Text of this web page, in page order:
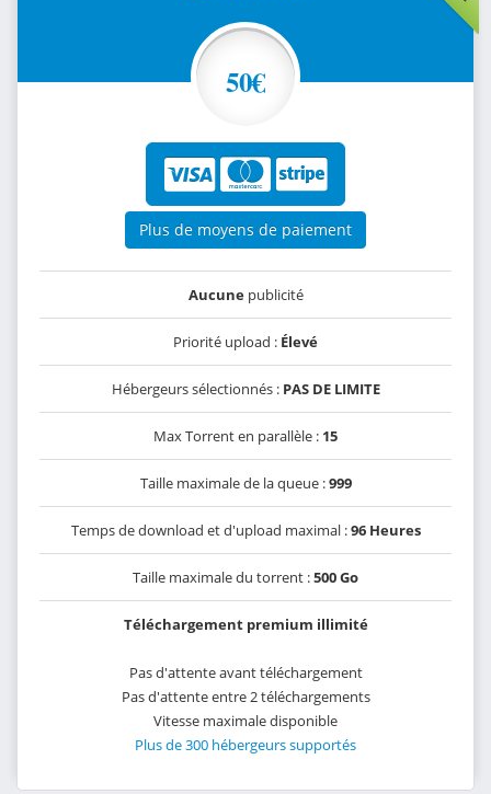
50€
Plus de moyens de paiement
Aucunepublicité
Priorité upload : Élevé
Hébergeurs sélectionnés : PAS DE LIMITE
Max Torrent en parallèle : 15
Taille maximale de la queue :999
Temps de download et d'upload maximal :96 Heures
Taille maximale du torrent :500 Go
Téléchargement premium illimité
Pas d'attente avant téléchargement
Pas d'attente entre 2 téléchargements
Vitesse maximale disponible
Plus de 300 hébergeurs supportés